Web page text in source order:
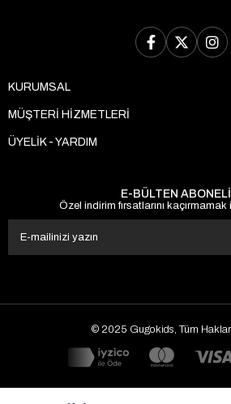
KURUMSAL
MÜŞTERİ HİZMETLERİ
ÜYELİK - YARDIM
E-BÜLTEN
Özel indirim fırsatlarını
© 2025 Gugokids, Tüm Hakları